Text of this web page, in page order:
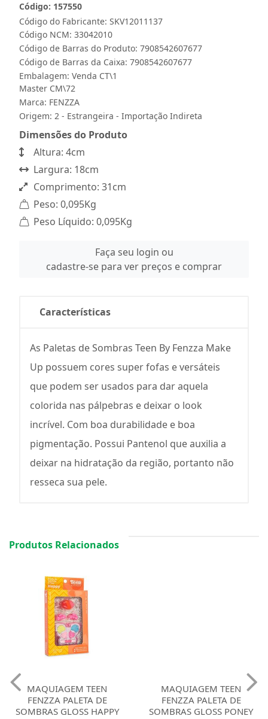
Código do Fabricante: SKV12011137
Código: 157550
Código NCM: 33042010
Código de Barras do Produto: 7908542607677
Código de Barras da Caixa: 7908542607677
Embalagem: Venda CT\1
Master CM\72
Marca: FENZZA
Origem: 2 - Estrangeira - Importação Indireta
Dimensões do Produto
Altura: 4cm
Largura: 18cm
Comprimento: 31cm
Peso: 0,095Kg
Peso Líquido: 0,095Kg
Faça seu login ou
cadastre-se para ver preços e comprar
Características
As Paletas de Sombras Teen By Fenzza Make
Up possuem cores super fofas e versáteis
que podem ser usados para dar aquela
colorida nas pálpebras e deixar o look
incrível. Com boa durabilidade e boa
pigmentação. Possui Pantenol que auxilia a
deixar na hidratação da região, portanto não
resseca sua pele.
Produtos Relacionados
MAQUIAGEM TEEN
FENZZA PALETA DE
SOMBRAS GLOSS HAPPY
MAQUIAGEM TEEN
FENZZA PALETA DE
SOMBRAS GLOSS PONEY